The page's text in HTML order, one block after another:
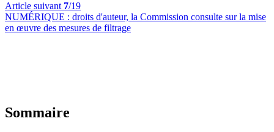
Article suivant 7/19
NUMÉRIQUE : droits d'auteur, la Commission consulte sur la mise
en œuvre des mesures de filtrage
Sommaire